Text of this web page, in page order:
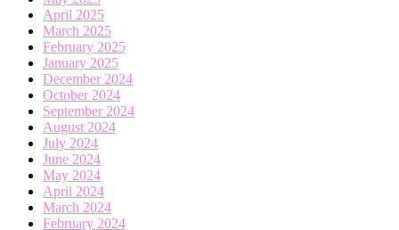
April 2025
March 2025
February 2025
January 2025
December 2024
October 2024
September 2024
August 2024
July 2024
June 2024
May 2024
April 2024
March 2024
February 2024